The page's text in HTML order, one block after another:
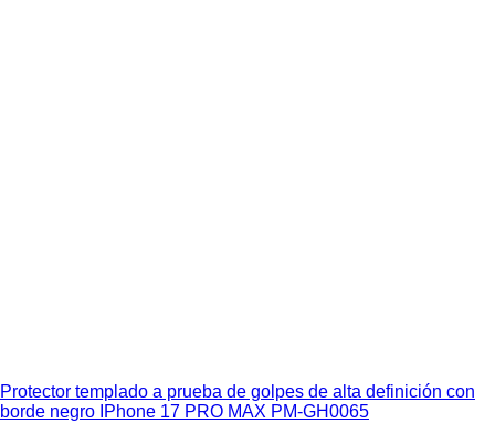
Protector templado a prueba de golpes de alta definición con
borde negro IPhone 17 PRO MAX PM-GH0065